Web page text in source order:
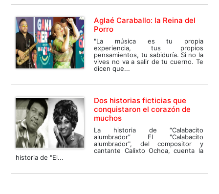
Aglaé Caraballo: la Reina del
Porro
"La música es tu propia
experiencia, tus propios
pensamientos, tu sabiduría. Si no la
vives no va a salir de tu cuerno. Te
dicen que...
Dos historias ficticias que
conquistaron el corazón de
muchos
La historia de “Calabacito
alumbrador” El "Calabacito
alumbrador", del compositor y
cantante Calixto Ochoa, cuenta la
historia de "El...